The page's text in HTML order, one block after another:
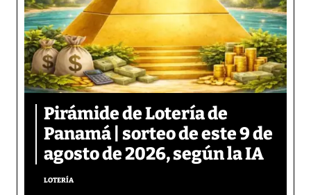
Pirámide de Lotería de
Panamá | sorteo de este 9 de
agosto de 2026, según la IA
LOTERÍA